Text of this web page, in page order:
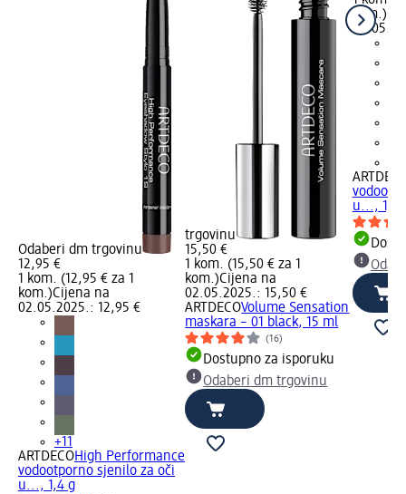
Odaberi dm trgovinu
12,95 €
1 kom. (12,95 € za 1
kom.)Cijena na
02.05.2025.: 12,95 €
+11
ARTDECOHigh Performance
vodootporno sjenilo za oči
u..., 1,4 g
trgovinu
15,50 €
1 kom. (15,50 € za 1
kom.)Cijena na
02.05.2025.: 15,50 €
ARTDECOVolume Sensation
maskara – 01 black, 15 ml
(16)
Dostupno za isporuku
Odaberi dm trgovinu
kom.)
u..., 1,4